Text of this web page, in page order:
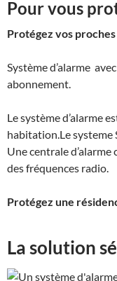
Pour vous
Protégez vos proches
Système d’alarme
abonnement.
Le système d’alarme
habitation.Le systeme
Une centrale
des fréquences radio.
Protégez une
La solution